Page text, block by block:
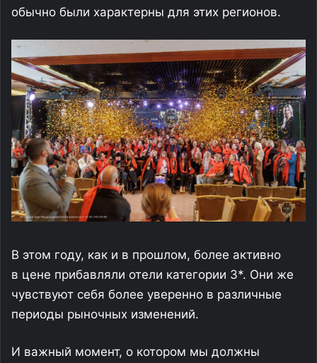
обычно были характерны для этих регионов.
В этом году, как и в прошлом, более активно
в цене прибавляли отели категории 3*. Они же
чувствуют себя более уверенно в различные
периоды рыночных изменений.
И важный момент, о котором мы должны